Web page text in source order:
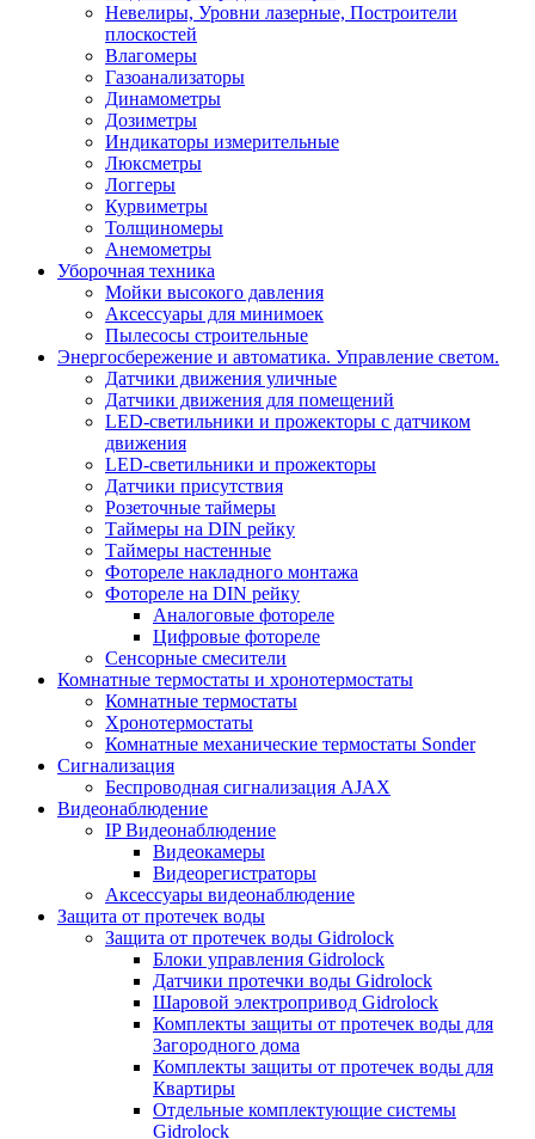
Невелиры, Уровни лазерные, Построители
плоскостей
Влагомеры
Газоанализаторы
Динамометры
Дозиметры
Индикаторы измерительные
Люксметры
Логгеры
Курвиметры
Толщиномеры
Анемометры
Уборочная техника
Мойки высокого давления
Аксессуары для минимоек
Пылесосы строительные
Энергосбережение и автоматика. Управление светом.
Датчики движения уличные
Датчики движения для помещений
LED-светильники и прожекторы с датчиком
движения
LED-светильники и прожекторы
Датчики присутствия
Розеточные таймеры
Таймеры на DIN рейку
Таймеры настенные
Фотореле накладного монтажа
Фотореле на DIN рейку
Аналоговые фотореле
Цифровые фотореле
Сенсорные смесители
Комнатные термостаты и хронотермостаты
Комнатные термостаты
Хронотермостаты
Комнатные механические термостаты Sonder
Сигнализация
Беспроводная сигнализация AJAX
Видеонаблюдение
IP Видеонаблюдение
Видеокамеры
Видеорегистраторы
Аксессуары видеонаблюдение
Защита от протечек воды
Защита от протечек воды Gidrolock
Блоки управления Gidrolock
Датчики протечки воды Gidrolock
Шаровой электропривод Gidrolock
Комплекты защиты от протечек воды для
Загородного дома
Комплекты защиты от протечек воды для
Квартиры
Отдельные комплектующие системы
Gidrolock